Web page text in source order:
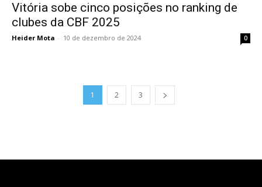
Vitória sobe cinco posições no ranking de
clubes da CBF 2025
Heider Mota - 10 de dezembro de 2024 0
1 2 3